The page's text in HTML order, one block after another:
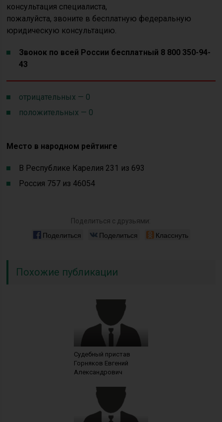
консультация специалиста,
пожалуйста, звоните в бесплатную федеральную
юридическую консультацию.
Звонок по всей России бесплатный 8 800 350-94-
43
отрицательных — 0
положительных — 0
Место в народном рейтинге
В Республике Карелия 231 из 693
Россия 757 из 46054
Поделиться с друзьями:
Поделиться Поделиться Класснуть
Похожие публикации
Судебный пристав
Горняков Евгений
Александрович